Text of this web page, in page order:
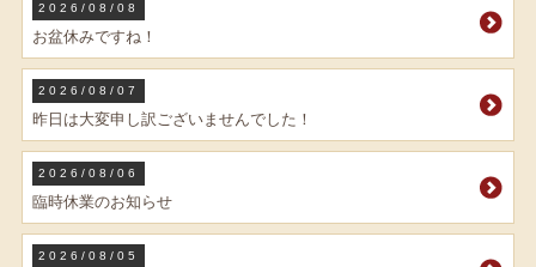
2026/08/08
お盆休みですね！
2026/08/07
昨日は大変申し訳ございませんでした！
2026/08/06
臨時休業のお知らせ
2026/08/05